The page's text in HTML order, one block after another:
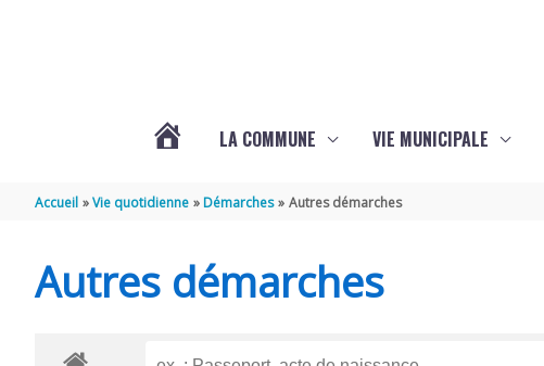
LA COMMUNE VIE MUNICIPALE
Accueil Vie quotidienne Démarches Autres démarches
Autres démarches